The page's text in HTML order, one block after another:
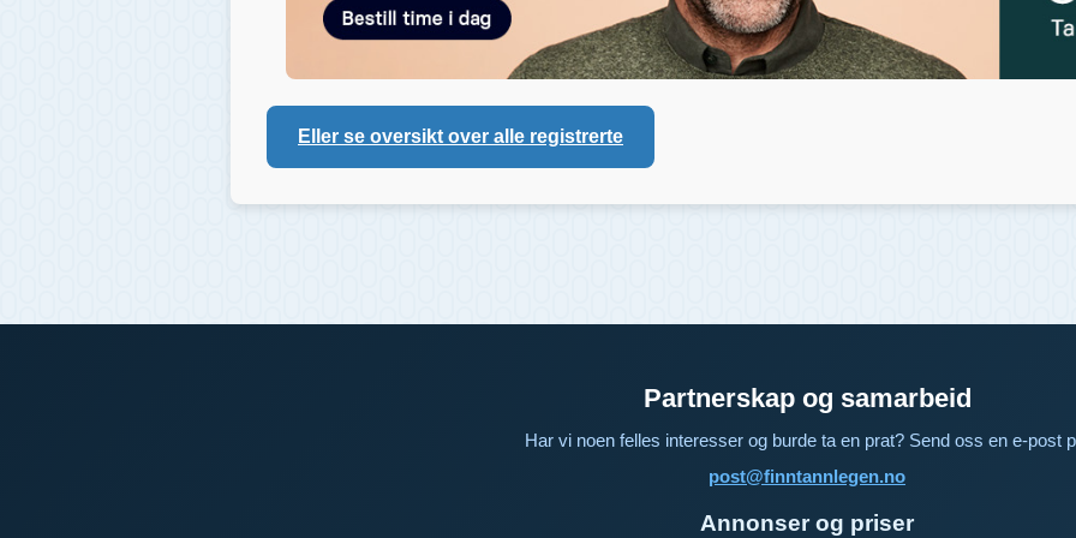
Eller se oversikt over alle registrerte
Partnerskap og samarbeid
Har vi noen felles interesser og burde ta en prat? Send oss en e-post
post@finntannlegen.no
Annonser og priser